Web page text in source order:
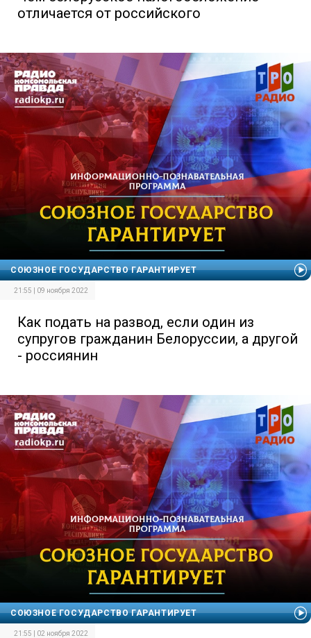
отличается от российского
СОЮЗНОЕ ГОСУДАРСТВО ГАРАНТИРУЕТ
21:55 | 09 ноября 2022
Как подать на развод, если один из
супругов гражданин Белоруссии, а другой
- россиянин
СОЮЗНОЕ ГОСУДАРСТВО ГАРАНТИРУЕТ
21:55 | 02 ноября 2022